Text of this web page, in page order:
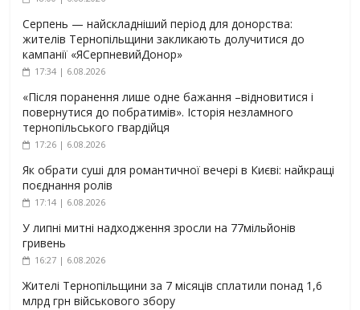
Серпень — найскладніший період для донорства:
жителів Тернопільщини закликають долучитися до
кампанії «ЯСерпневийДонор»
17:34 | 6.08.2026
«Після поранення лише одне бажання –відновитися і
повернутися до побратимів». Історія незламного
тернопільського гвардійця
17:26 | 6.08.2026
Як обрати суші для романтичної вечері в Києві: найкращі
поєднання ролів
17:14 | 6.08.2026
У липні митні надходження зросли на 77мільйонів
гривень
16:27 | 6.08.2026
Жителі Тернопільщини за 7 місяців сплатили понад 1,6
млрд грн військового збору